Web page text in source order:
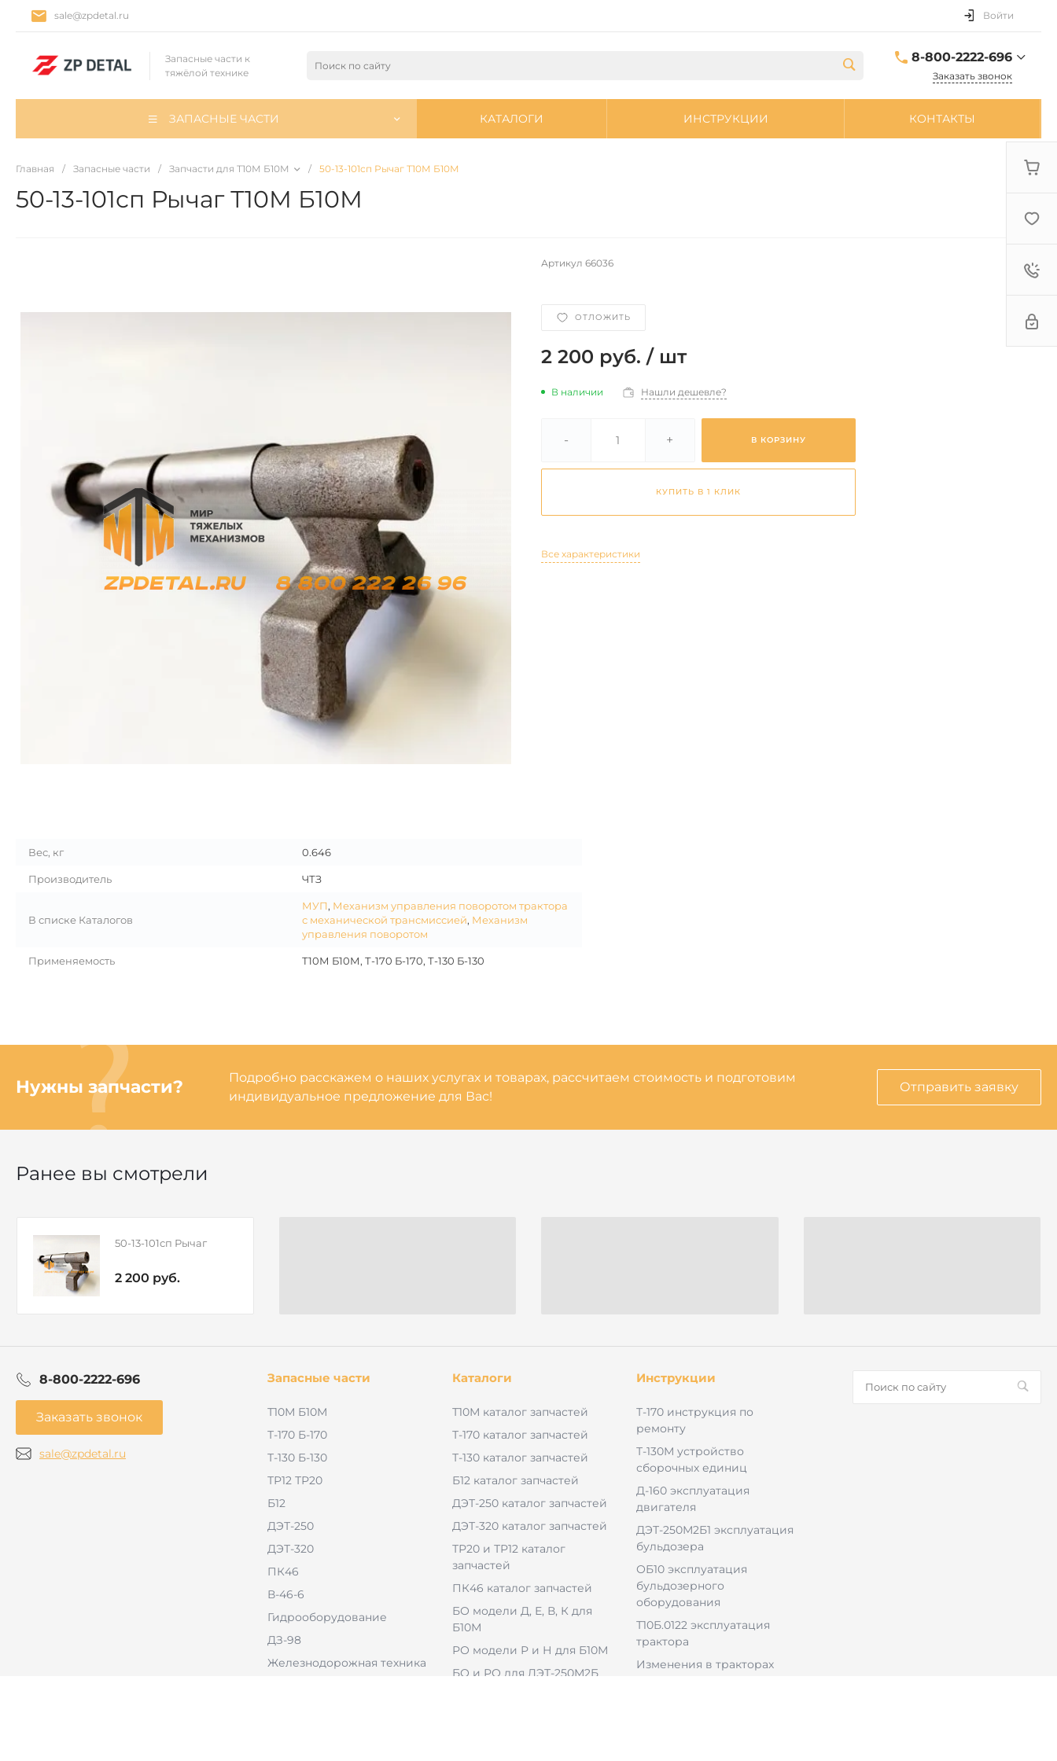
sale@zpdetal.ru Войти
Запасные части к
тяжёлой технике
8-800-2222-696
sale@zpdetal.ru
Заказать звонок
ЗАПАСНЫЕ ЧАСТИ КАТАЛОГИ ИНСТРУКЦИИ КОНТАКТЫ
Главная / Запасные части / Запчасти для Т10М Б10М / 50-13-101сп Рычаг Т10М Б10М
50-13-101сп Рычаг Т10М Б10М
Артикул 66036
ОТЛОЖИТЬ
2 200 руб. / шт
В наличии Нашли дешевле?
- + В КОРЗИНУ
КУПИТЬ В 1 КЛИК
Все характеристики
Вес, кг 0.646
Производитель ЧТЗ
В списке Каталогов
МУП, Механизм управления поворотом трактора
с механической трансмиссией, Механизм
управления поворотом
Применяемость Т10М Б10М, Т-170 Б-170, Т-130 Б-130
Нужны запчасти?
Подробно расскажем о наших услугах и товарах, рассчитаем стоимость и подготовим
индивидуальное предложение для Вас!
Отправить заявку
Ранее вы смотрели
50-13-101сп Рычаг
2 200 руб.
8-800-2222-696
Заказать звонок
sale@zpdetal.ru
Запасные части
Т10М Б10М
Т-170 Б-170
Т-130 Б-130
ТР12 ТР20
Б12
ДЭТ-250
ДЭТ-320
ПК46
В-46-6
Гидрооборудование
ДЗ-98
Железнодорожная техника
Каталоги
Т10М каталог запчастей
Т-170 каталог запчастей
Т-130 каталог запчастей
Б12 каталог запчастей
ДЭТ-250 каталог запчастей
ДЭТ-320 каталог запчастей
ТР20 и ТР12 каталог
запчастей
ПК46 каталог запчастей
БО модели Д, Е, В, К для
Б10М
РО модели Р и Н для Б10М
БО и РО для ДЭТ-250М2Б
Инструкции
Т-170 инструкция по
ремонту
Т-130М устройство
сборочных единиц
Д-160 эксплуатация
двигателя
ДЭТ-250М2Б1 эксплуатация
бульдозера
ОБ10 эксплуатация
бульдозерного
оборудования
Т10Б.0122 эксплуатация
трактора
Изменения в тракторах